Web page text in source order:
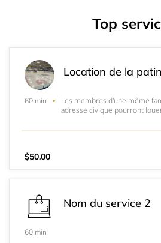
Top
60 min
Les membres d'une même
adresse civique pourront
$50.00
Nom du service 2
60 min